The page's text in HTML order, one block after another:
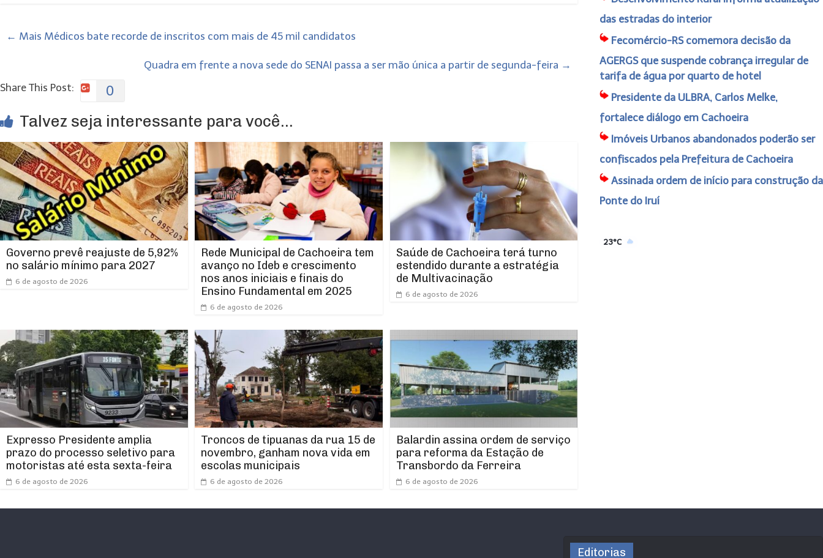
← Mais Médicos bate recorde de inscritos com mais de 45 mil candidatos
Quadra em frente a nova sede do SENAI passa a ser mão única a partir de segunda-feira →
Share This Post:
0
Talvez seja interessante para você...
Governo prevê reajuste de 5,92%
no salário mínimo para 2027
6 de agosto de 2026
Rede Municipal de Cachoeira tem
avanço no Ideb e crescimento
nos anos iniciais e finais do
Ensino Fundamental em 2025
6 de agosto de 2026
Saúde de Cachoeira terá turno
estendido durante a estratégia
de Multivacinação
6 de agosto de 2026
Expresso Presidente amplia
prazo do processo seletivo para
motoristas até esta sexta-feira
6 de agosto de 2026
Troncos de tipuanas da rua 15 de
novembro, ganham nova vida em
escolas municipais
6 de agosto de 2026
Balardin assina ordem de serviço
para reforma da Estação de
Transbordo da Ferreira
6 de agosto de 2026
das estradas do interior
Fecomércio-RS comemora decisão da
AGERGS que suspende cobrança irregular de
tarifa de água por quarto de hotel
Presidente da ULBRA, Carlos Melke,
fortalece diálogo em Cachoeira
Imóveis Urbanos abandonados poderão ser
confiscados pela Prefeitura de Cachoeira
Assinada ordem de início para construção da
Ponte do Iruí
23°C
Editorias